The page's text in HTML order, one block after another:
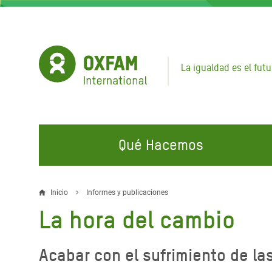
Pasar
La igualdad es el
Qué Hacemos
EN QUÉ TRABAJAMOS
Agua y Servicios de
Saneamiento
Alimentación, Crisis Climática,
ÚNETE A NUESTRAS CAMPAÑAS
Climate Justice
Sobrescribir
enlaces
de
Inicio Informes y publicaciones
La hora del cambio
Acabar con el sufrimiento de